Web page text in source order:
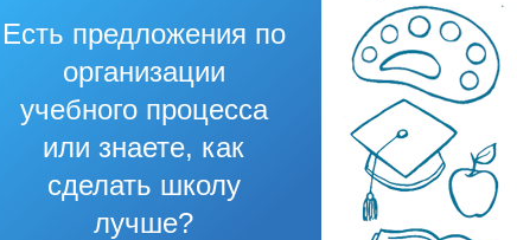
Есть предложения по
организации
учебного процесса
или знаете, как
сделать школу
лучше?